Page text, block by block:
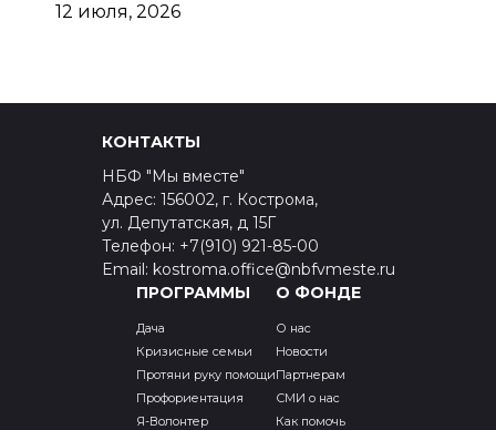
12 июля, 2026
КОНТАКТЫ
НБФ "Мы вместе"
Адрес: 156002, г. Кострома,
ул. Депутатская, д 15Г
Телефон: +7(910) 921-85-00
Email: kostroma.office@nbfvmeste.ru
ПРОГРАММЫ
Дача
Кризисные семьи
Протяни руку помощи
Профориентация
Я-Волонтер
О ФОНДЕ
О нас
Новости
Партнерам
СМИ о нас
Как помочь